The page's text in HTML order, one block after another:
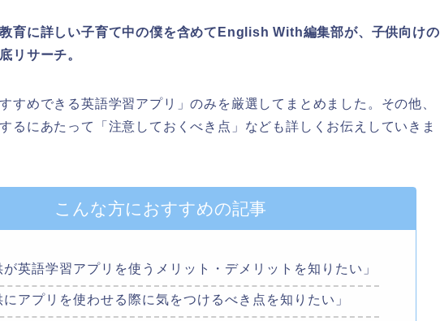
育に詳しい子育て中の僕を含めてEnglish With編集部が、子供向けの
リサーチ。
すめできる英語学習アプリ」のみを厳選してまとめました。その他、
るにあたって「注意しておくべき点」なども詳しくお伝えしていきま
こんな方におすすめの記事
が英語学習アプリを使うメリット・デメリットを知りたい」
にアプリを使わせる際に気をつけるべき点を知りたい」